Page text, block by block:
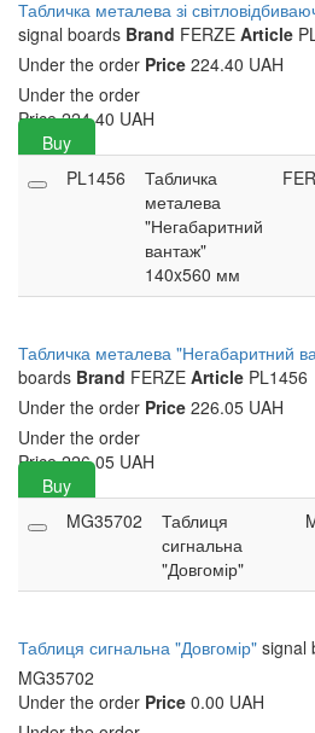
Табличка металева зі
signal boards Brand FERZE Article
Under the order Price 224.40 UAH
Under the order
Price 224.40 UAH
Buy
PL1456
Табличка
металева
"Негабаритний
вантаж"
140x560 мм
Табличка металева "Негабаритний
boards Brand FERZE Article PL1456
Under the order Price 226.05 UAH
Under the order
Price 226.05 UAH
Buy
MG35702
Таблиця
сигнальна
"Довгомір"
Таблиця сигнальна "Довгомір" signal
MG35702
Under the order Price 0.00 UAH